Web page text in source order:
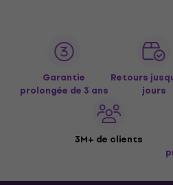
Garantie
prolongée de 3 ans
Retours
jours
3M+ de clients